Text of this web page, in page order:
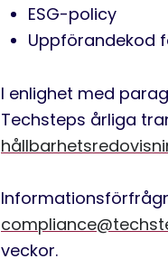
ESG-policy
Uppförandekod
I enlighet med
Techsteps årliga
veckor.